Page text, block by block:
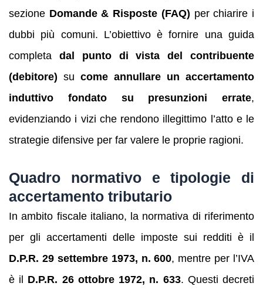
sezione Domande & Risposte (FAQ) per chiarire i
dubbi più comuni. L’obiettivo è fornire una guida
completa dal punto di vista del contribuente
(debitore) su come annullare un accertamento
induttivo fondato su presunzioni errate,
evidenziando i vizi che rendono illegittimo l’atto e le
strategie difensive per far valere le proprie ragioni.
Quadro normativo e tipologie di
accertamento tributario
In ambito fiscale italiano, la normativa di riferimento
per gli accertamenti delle imposte sui redditi è il
D.P.R. 29 settembre 1973, n. 600, mentre per l’IVA
è il D.P.R. 26 ottobre 1972, n. 633. Questi decreti